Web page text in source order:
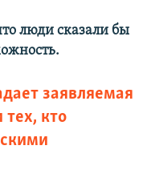
люди сказали бы
заявляемая
кто